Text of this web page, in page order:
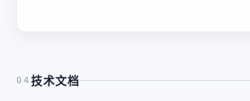
04 技术文档